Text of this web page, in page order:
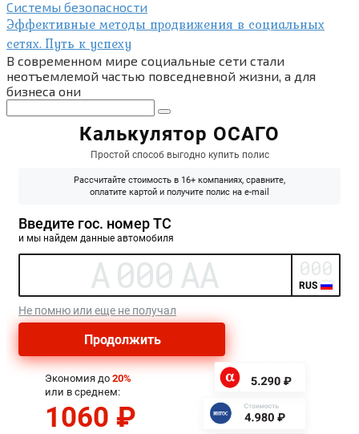
Системы безопасности
Эффективные методы продвижения в социальных
сетях. Путь к успеху
В современном мире социальные сети стали
неотъемлемой частью повседневной жизни, а для
бизнеса они
Поиск: